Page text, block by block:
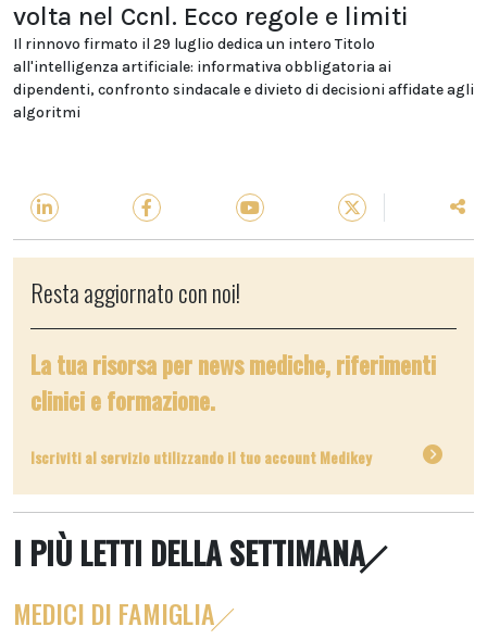
volta nel Ccnl. Ecco regole e limiti
Il rinnovo firmato il 29 luglio dedica un intero Titolo
all'intelligenza artificiale: informativa obbligatoria ai
dipendenti, confronto sindacale e divieto di decisioni affidate agli
algoritmi
Resta aggiornato con noi!
La tua risorsa per news mediche, riferimenti
clinici e formazione.
Iscriviti al servizio utilizzando il tuo account Medikey
I PIÙ LETTI DELLA SETTIMANA
MEDICI DI FAMIGLIA